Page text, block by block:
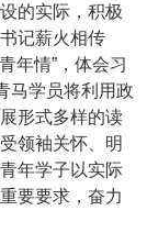
的实际，积极
记薪火相传
年情”，体会习
马学员将利用政
形式多样的读
领袖关怀、明
年学子以实际
要要求，奋力